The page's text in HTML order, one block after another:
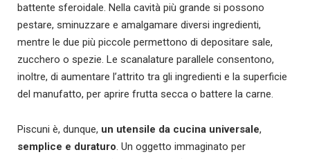
battente sferoidale. Nella cavità più grande si possono
pestare, sminuzzare e amalgamare diversi ingredienti,
mentre le due più piccole permettono di depositare sale,
zucchero o spezie. Le scanalature parallele consentono,
inoltre, di aumentare l’attrito tra gli ingredienti e la superficie
del manufatto, per aprire frutta secca o battere la carne.
Piscuni è, dunque, un utensile da cucina universale,
semplice e duraturo. Un oggetto immaginato per